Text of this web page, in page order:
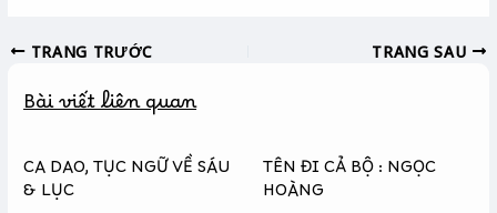
e
o
k
s
n
e
y
i
k
TRANG TRƯỚC TRANG SAU
Bài viết liên quan
CA DAO, TỤC NGỮ VỀ SÁU
& LỤC
TÊN ĐI CẢ BỘ : NGỌC
HOÀNG